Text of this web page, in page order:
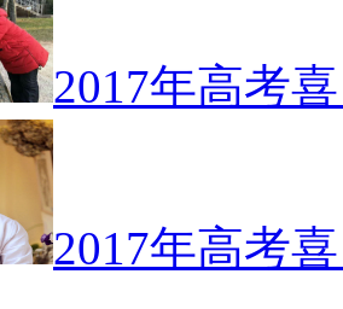
2017年高考
2017年高考